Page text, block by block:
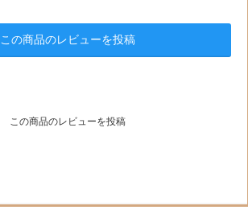
この商品のレビューを投稿
この商品のレビューを投稿